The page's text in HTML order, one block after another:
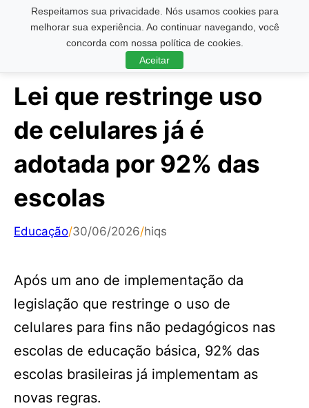
Respeitamos sua privacidade. Nós usamos cookies para
melhorar sua experiência. Ao continuar navegando, você
concorda com nossa política de cookies.
Aceitar
Pesquisar ...
Lei que restringe uso
de celulares já é
adotada por 92% das
escolas
Educação/30/06/2026/hiqs
Após um ano de implementação da
legislação que restringe o uso de
celulares para fins não pedagógicos nas
escolas de educação básica, 92% das
escolas brasileiras já implementam as
novas regras.